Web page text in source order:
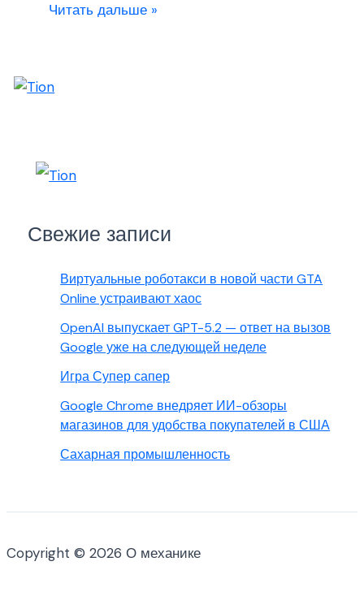
Читать дальше »
Свежие записи
Виртуальные роботакси в новой части GTA
Online устраивают хаос
OpenAI выпускает GPT-5.2 — ответ на вызов
Google уже на следующей неделе
Игра Супер сапер
Google Chrome внедряет ИИ-обзоры
магазинов для удобства покупателей в США
Сахарная промышленность
Copyright © 2026 О механике